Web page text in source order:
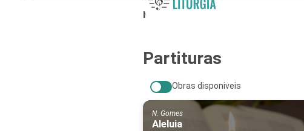
N. Gomes
Partituras
Obras disponiveis
N. Gomes
Aleluia